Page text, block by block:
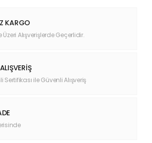
KARGO
Üzeri Alışverişlerde Geçerlidir.
Sertifikası ile Güvenli Alışveriş